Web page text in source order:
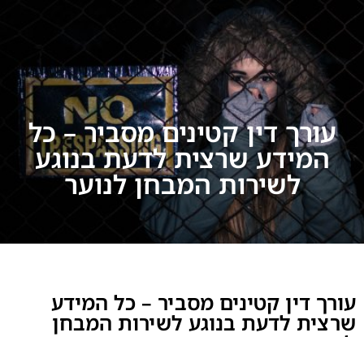
דין קטינים מסביר – כל
שרצית לדעת בנוגע
לשירות המבחן לנוער
קטינים מסביר – כל המידע
לדעת בנוגע לשירות המבחן